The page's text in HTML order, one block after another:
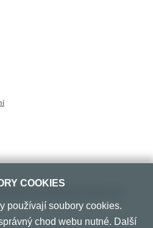
COOKIES
používají soubory cookies.
chod webu nutné. Další